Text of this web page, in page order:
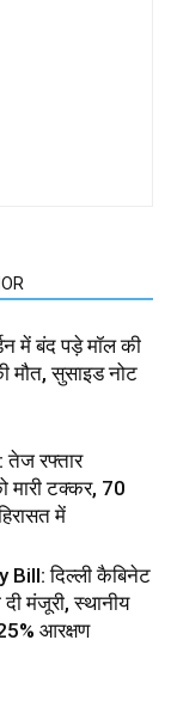
में बंद पड़े मॉल की
मौत, सुसाइड नोट
रफ्तार
मारी टक्कर, 70
में
दिल्ली कैबिनेट
दी मंजूरी, स्थानीय
आरक्षण